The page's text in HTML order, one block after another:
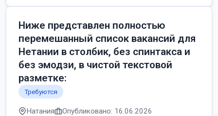
Ниже представлен полностью
перемешанный список вакансий для
Нетании в столбик, без спинтакса и
без эмодзи, в чистой текстовой
разметке:
Требуются
Натания Опубликовано: 16.06.2026